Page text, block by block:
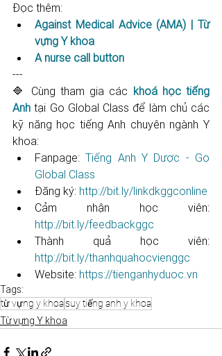
Đọc thêm:
Against Medical Advice (AMA) | Từ
vựng Y khoa
A nurse call button
---
🔷 Cùng tham gia các khoá học tiếng
Anh tại Go Global Class để làm chủ các
kỹ năng học tiếng Anh chuyên ngành Y
khoa:
Fanpage: Tiếng Anh Y Dược - Go
Global Class
Đăng ký: http://bit.ly/linkdkggconline​​​​​​​​​​​
http://bit.ly/feedbackggc​​​​​​​​​​​
http://bit.ly/thanhquahocvienggc​​​​​
Website: https://tienganhyduoc.vn
Tags:
từ vựng y khoasuy tiếng anh y khoa
Từ vựng Y khoa